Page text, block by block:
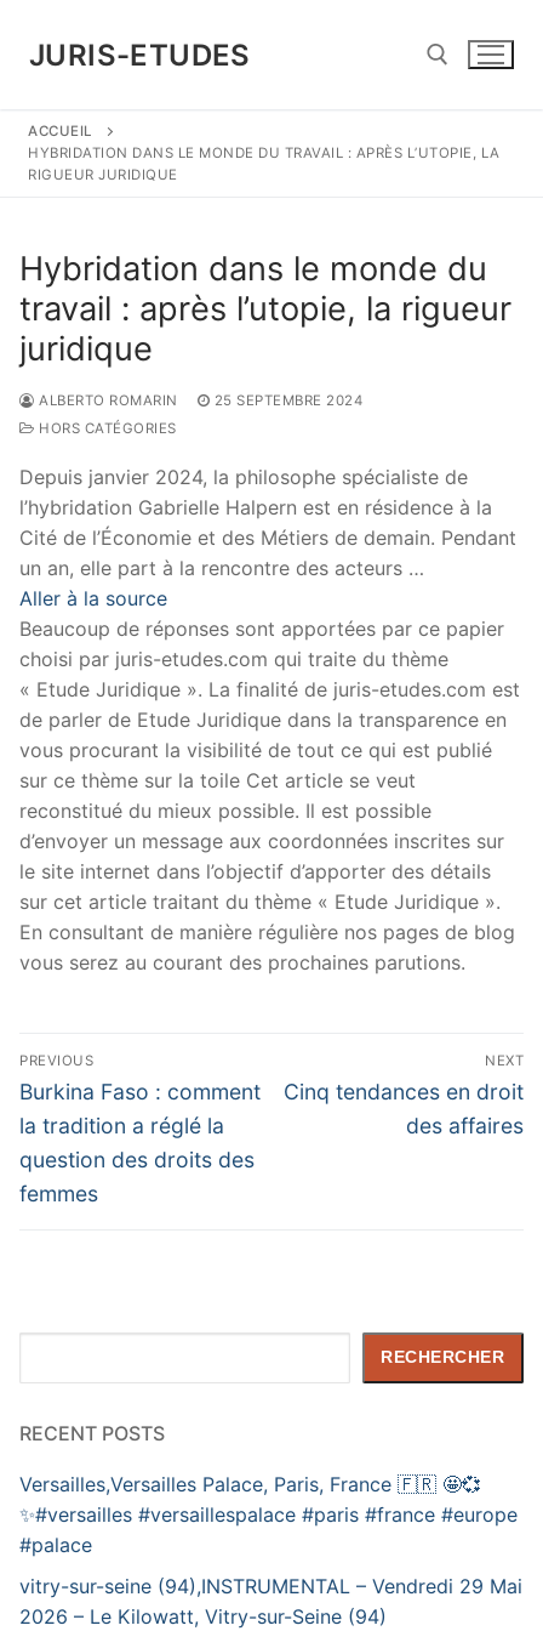
contenu
JURIS-ETUDES
Rechercher :
ACCUEIL
HYBRIDATION DANS LE MONDE DU TRAVAIL : APRÈS L’UTOPIE, LA
RIGUEUR JURIDIQUE
Hybridation dans le monde du
travail : après l’utopie, la rigueur
juridique
ALBERTO ROMARIN
25 SEPTEMBRE 2024
HORS CATÉGORIES
Depuis janvier 2024, la philosophe spécialiste de
l’hybridation Gabrielle Halpern est en résidence à la
Cité de l’Économie et des Métiers de demain. Pendant
un an, elle part à la rencontre des acteurs …
Aller à la source
Beaucoup de réponses sont apportées par ce papier
choisi par juris-etudes.com qui traite du thème
« Etude Juridique ». La finalité de juris-etudes.com est
de parler de Etude Juridique dans la transparence en
vous procurant la visibilité de tout ce qui est publié
sur ce thème sur la toile Cet article se veut
reconstitué du mieux possible. Il est possible
d’envoyer un message aux coordonnées inscrites sur
le site internet dans l’objectif d’apporter des détails
sur cet article traitant du thème « Etude Juridique ».
En consultant de manière régulière nos pages de blog
vous serez au courant des prochaines parutions.
Navigation
de
l’article
PREVIOUS
Previous
post:
Burkina Faso : comment
la tradition a réglé la
question des droits des
femmes
NEXT
Next
Cinq tendances en droit
des affaires
RECHERCHER
RECENT POSTS
Versailles,Versailles Palace, Paris, France 🇫🇷 🤩💞
✨️#versailles #versaillespalace #paris #france #europe
#palace
vitry-sur-seine (94),INSTRUMENTAL – Vendredi 29 Mai
2026 – Le Kilowatt, Vitry-sur-Seine (94)